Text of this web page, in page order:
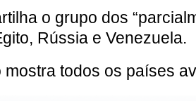
o grupo dos
Rússia e Venezuela.
mostra todos os países